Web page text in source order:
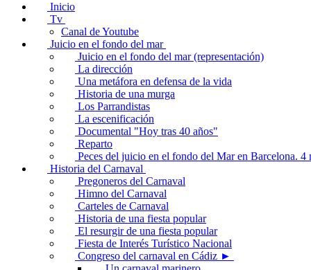
Inicio
Tv
Canal de Youtube
Juicio en el fondo del mar
Juicio en el fondo del mar (representación)
La dirección
Una metáfora en defensa de la vida
Historia de una murga
Los Parrandistas
La escenificación
Documental "Hoy tras 40 años"
Reparto
Peces del juicio en el fondo del Mar en Barcelona. 4
Historia del Carnaval
Pregoneros del Carnaval
Himno del Carnaval
Carteles de Carnaval
Historia de una fiesta popular
El resurgir de una fiesta popular
Fiesta de Interés Turístico Nacional
Congreso del carnaval en Cádiz ►